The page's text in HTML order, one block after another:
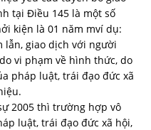
tại Điều 145 là một số
kiện là 01 năm mví dụ:
lẫn, giao dịch với người
vi phạm về hình thức, do
pháp luật, trái đạo đức xã
2005 thì trường hợp vô
luật, trái đạo đức xã hội,